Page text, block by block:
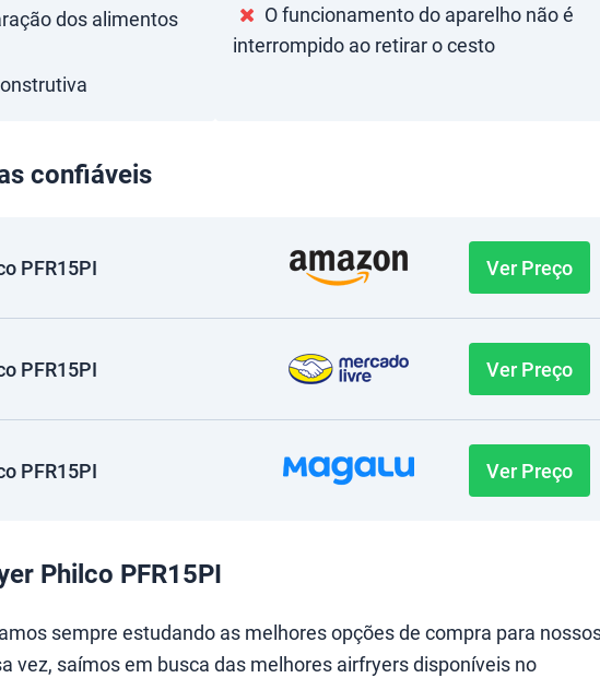
dos alimentos
O funcionamento do aparelho não é
interrompido ao retirar o cesto
confiáveis
PFR15PI Ver Preço
PFR15PI Ver Preço
PFR15PI Ver Preço
Philco PFR15PI
sempre estudando as melhores opções de compra para
vez, saímos em busca das melhores airfryers disponíveis no